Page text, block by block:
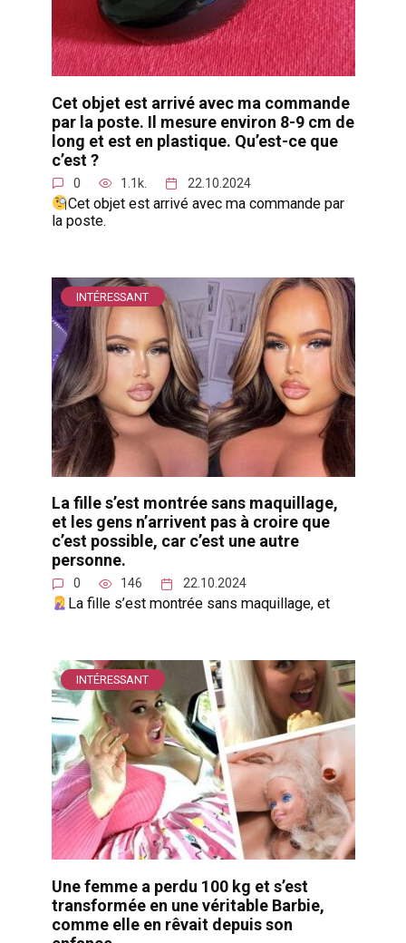
Cet objet est arrivé avec ma commande
par la poste. Il mesure environ 8-9 cm de
long et est en plastique. Qu’est-ce que
c’est ?
0 1.1k. 22.10.2024
Cet objet est arrivé avec ma commande par
la poste.
INTÉRESSANT
La fille s’est montrée sans maquillage,
et les gens n’arrivent pas à croire que
c’est possible, car c’est une autre
personne.
0 146 22.10.2024
La fille s’est montrée sans maquillage, et
INTÉRESSANT
Une femme a perdu 100 kg et s’est
transformée en une véritable Barbie,
comme elle en rêvait depuis son